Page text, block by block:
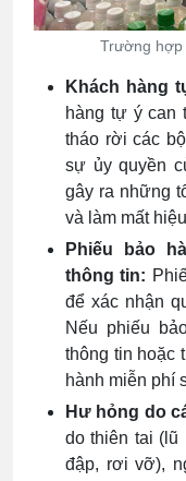
Trường hợp
Khách hàng
hàng tự ý can
tháo rời các
sự ủy quyền
gây ra những
và làm mất
Phiếu bảo
thông tin:
để xác nhận
Nếu phiếu
thông tin hoặc
hành miễn phí
Hư hỏng do
do thiên tai (lũ
đập, rơi vỡ),